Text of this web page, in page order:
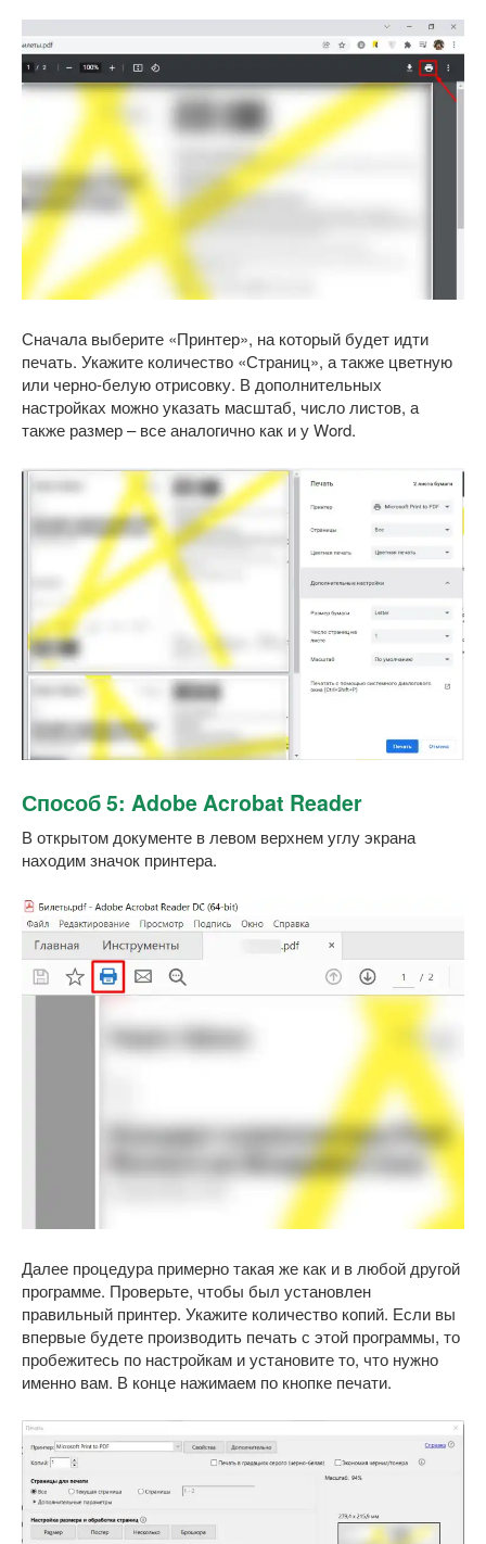
Сначала выберите «Принтер», на который будет идти
печать. Укажите количество «Страниц», а также цветную
или черно-белую отрисовку. В дополнительных
настройках можно указать масштаб, число листов, а
также размер – все аналогично как и у Word.
Способ 5: Adobe Acrobat Reader
В открытом документе в левом верхнем углу экрана
находим значок принтера.
Далее процедура примерно такая же как и в любой другой
программе. Проверьте, чтобы был установлен
правильный принтер. Укажите количество копий. Если вы
впервые будете производить печать с этой программы, то
пробежитесь по настройкам и установите то, что нужно
именно вам. В конце нажимаем по кнопке печати.